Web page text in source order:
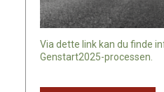
Via dette link kan du finde
Genstart2025-processen.